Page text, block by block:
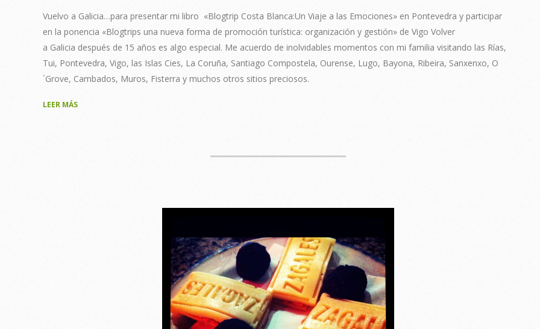
30
Vuelvo a Galicia…para presentar mi libro «Blogtrip Costa Blanca:Un Viaje a las Emociones» en Pontevedra y participar
en la ponencia «Blogtrips una nueva forma de promoción turística: organización y gestión» de Vigo Volver
a Galicia después de 15 años es algo especial. Me acuerdo de inolvidables momentos con mi familia visitando las Rías,
Tui, Pontevedra, Vigo, las Islas Cies, La Coruña, Santiago Compostela, Ourense, Lugo, Bayona, Ribeira, Sanxenxo, O
´Grove, Cambados, Muros, Fisterra y muchos otros sitios preciosos.
LEER MÁS